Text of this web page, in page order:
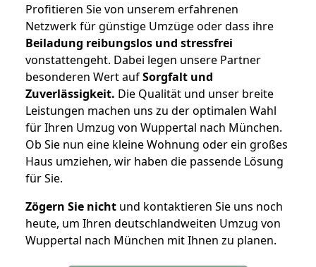
Profitieren Sie von unserem erfahrenen
Netzwerk für günstige Umzüge oder dass ihre
Beiladung reibungslos und stressfrei
vonstattengeht. Dabei legen unsere Partner
besonderen Wert aufSorgfalt und
Zuverlässigkeit. Die Qualität und unser breite
Leistungen machen uns zu der optimalen Wahl
für Ihren Umzug von Wuppertal nach München.
Ob Sie nun eine kleine Wohnung oder ein großes
Haus umziehen, wir haben die passende Lösung
für Sie.
Zögern Sie nicht und kontaktieren Sie uns noch
heute, um Ihren deutschlandweiten Umzug von
Wuppertal nach München mit Ihnen zu planen.